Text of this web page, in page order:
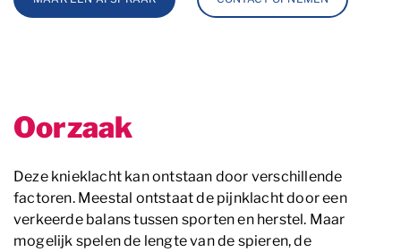
Oorzaak
Deze knieklacht kan ontstaan door verschillende
factoren. Meestal ontstaat de pijnklacht door een
verkeerde balans tussen sporten en herstel. Maar
mogelijk spelen de lengte van de spieren, de